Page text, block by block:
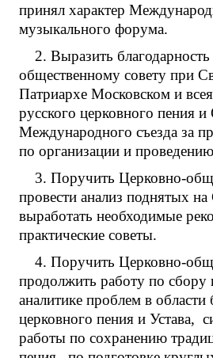
принял характер
музыкального форума.
2. Выразить
общественному совету при
Патриархе Московском и
русского церковного пения
Международного съезда за
по организации и
3. Поручить Церковно-
провести анализ поднятых
выработать необходимые
практические советы.
4. Поручить Церковно-
продолжить работу по
аналитике проблем в
церковного пения и Устава,
работы по сохранению